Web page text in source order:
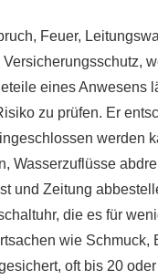
Feuer,
eines Anwesens
zu prüfen. Er
werden
Wasserzuflüsse
und Zeitung
die es für
wie
oft bis 20